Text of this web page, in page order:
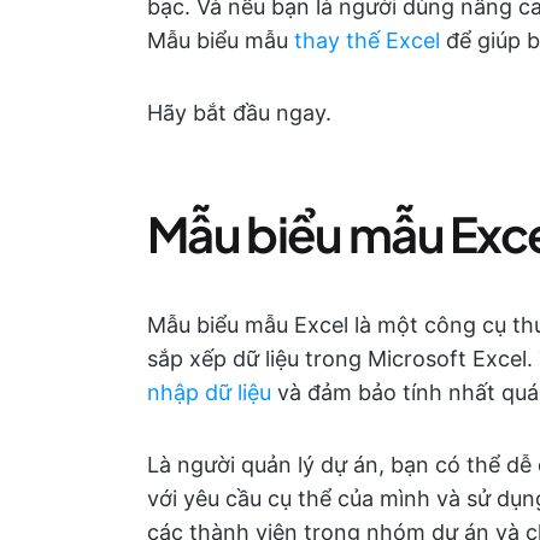
bạc. Và nếu bạn là người dùng nâng
Mẫu biểu mẫu thay thế Excel để giúp
Hãy bắt đầu ngay.
Mẫu biểu mẫu
Mẫu biểu mẫu Excel là một công cụ
sắp xếp dữ liệu trong Microsoft
nhập dữ liệu và đảm bảo tính nhất
Là người quản lý dự án, bạn có thể
với yêu cầu cụ thể của mình và sử
các thành viên trong nhóm dự án và